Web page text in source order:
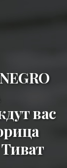
вас